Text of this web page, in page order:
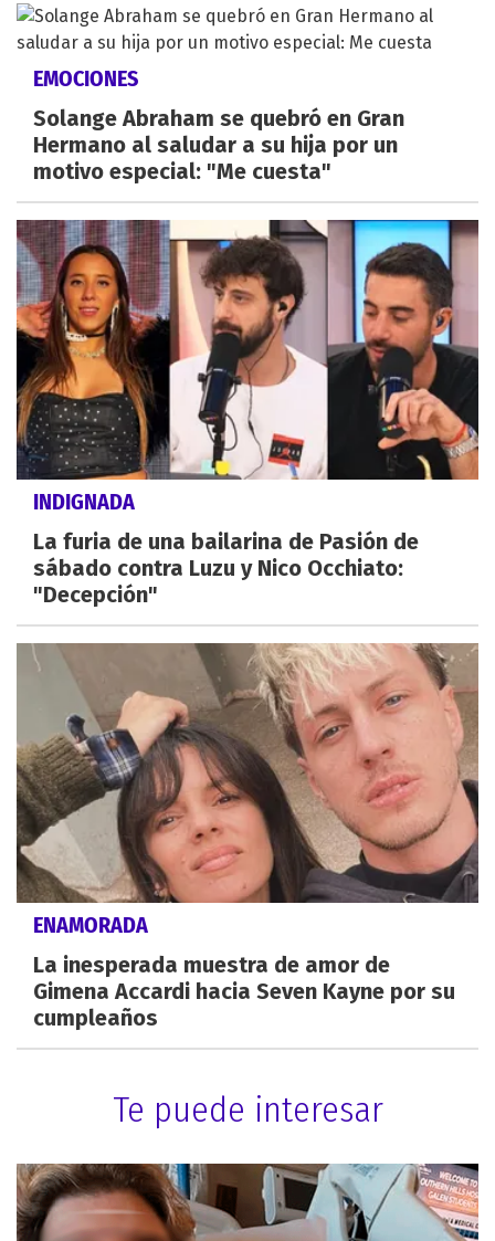
EMOCIONES
Solange Abraham se quebró en Gran
Hermano al saludar a su hija por un
motivo especial: "Me cuesta"
INDIGNADA
La furia de una bailarina de Pasión de
sábado contra Luzu y Nico Occhiato:
"Decepción"
ENAMORADA
La inesperada muestra de amor de
Gimena Accardi hacia Seven Kayne por su
cumpleaños
Te puede interesar